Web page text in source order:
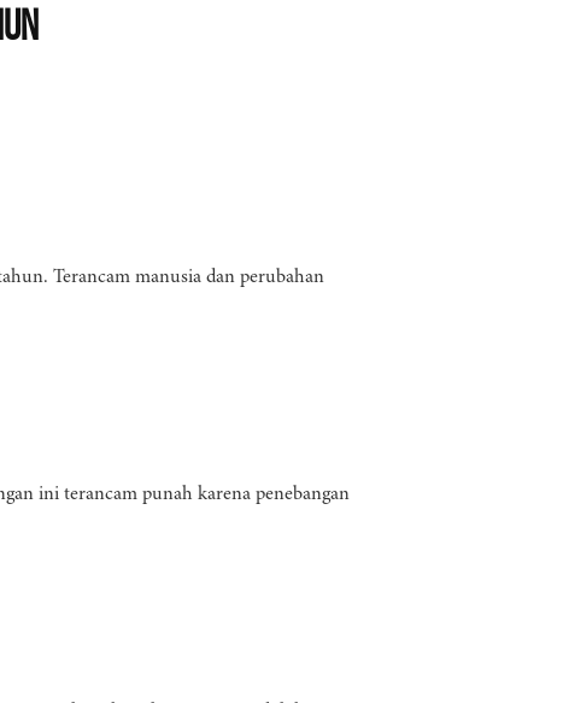
Terancam manusia dan perubahan
ini terancam punah karena penebangan